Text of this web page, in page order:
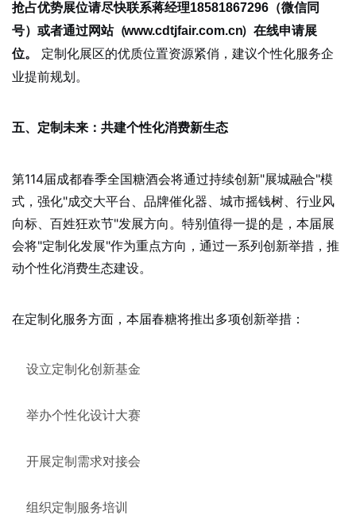
抢占优势展位请尽快联系蒋经理18581867296（微信同
号）或者通过网站（www.cdtjfair.com.cn）在线申请展
位。
定制化展区的优质位置资源紧俏，建议个性化服务企
业提前规划。
五、定制未来：共建个性化消费新生态
第114届成都春季全国糖酒会将通过持续创新"展城融合"模
式，强化"成交大平台、品牌催化器、城市摇钱树、行业风
向标、百姓狂欢节"发展方向。特别值得一提的是，本届展
会将"定制化发展"作为重点方向，通过一系列创新举措，推
动个性化消费生态建设。
在定制化服务方面，本届春糖将推出多项创新举措：
设立定制化创新基金
举办个性化设计大赛
开展定制需求对接会
组织定制服务培训